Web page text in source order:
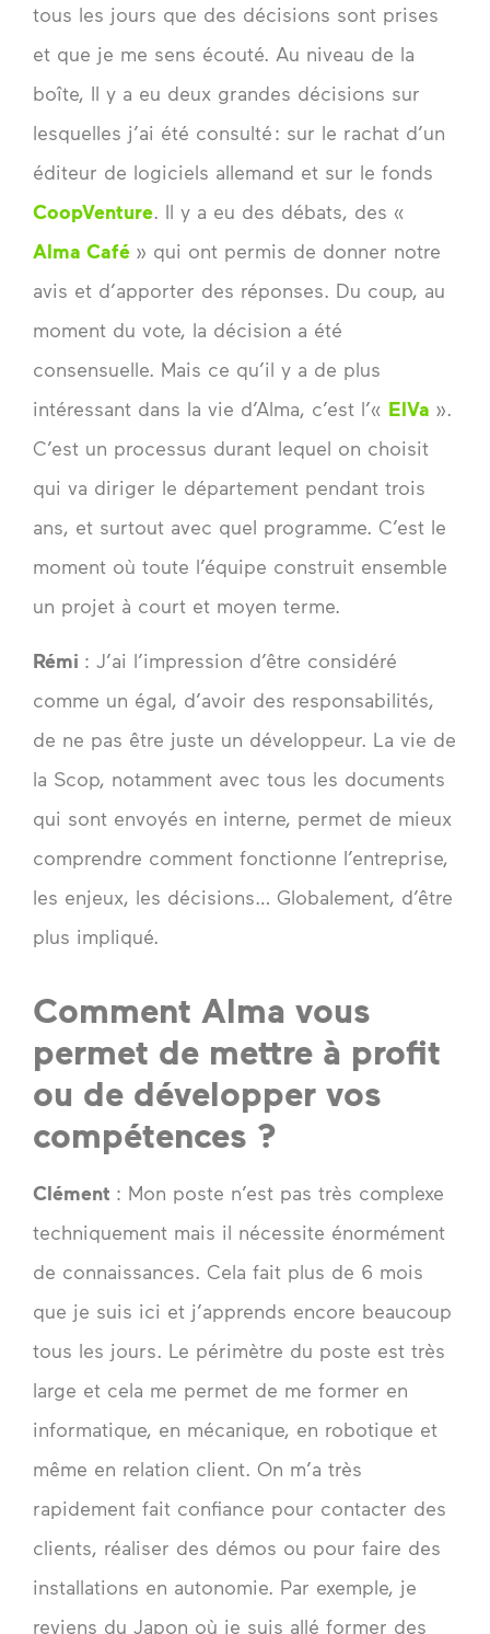
tous les jours que des décisions sont prises
et que je me sens écouté. Au niveau de la
boîte, Il y a eu deux grandes décisions sur
lesquelles j’ai été consulté : sur le rachat d’un
éditeur de logiciels allemand et sur le fonds
CoopVenture. Il y a eu des débats, des «
Alma Café » qui ont permis de donner notre
avis et d’apporter des réponses. Du coup, au
moment du vote, la décision a été
consensuelle. Mais ce qu’il y a de plus
intéressant dans la vie d’Alma, c’est l’« ElVa ».
C’est un processus durant lequel on choisit
qui va diriger le département pendant trois
ans, et surtout avec quel programme. C’est le
moment où toute l’équipe construit ensemble
un projet à court et moyen terme.
Rémi : J’ai l’impression d’être considéré
comme un égal, d’avoir des responsabilités,
de ne pas être juste un développeur. La vie de
la Scop, notamment avec tous les documents
qui sont envoyés en interne, permet de mieux
comprendre comment fonctionne l’entreprise,
les enjeux, les décisions… Globalement, d’être
plus impliqué.
Comment Alma vous
permet de mettre à profit
ou de développer vos
compétences ?
Clément : Mon poste n’est pas très complexe
techniquement mais il nécessite énormément
de connaissances. Cela fait plus de 6 mois
que je suis ici et j’apprends encore beaucoup
tous les jours. Le périmètre du poste est très
large et cela me permet de me former en
informatique, en mécanique, en robotique et
même en relation client. On m’a très
rapidement fait confiance pour contacter des
clients, réaliser des démos ou pour faire des
installations en autonomie. Par exemple, je
reviens du Japon où je suis allé former des